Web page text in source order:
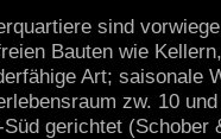
sind
Bauten wie
Art; saisonale
zw. 10
Süd gerichtet (Schober